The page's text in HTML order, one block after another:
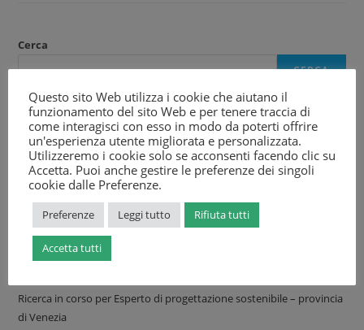
Cerca
CERCA
Recent Posts
Ricerca in corso per Certificatore energetico – Veneto
Ricerca in corso per Impiegato tecnico – settore energia – provincia
di Venezia
I servizi di Consulmarc Sviluppo in allineamento agli obiettivi verdi
del PNRR – Missione 2 – “Parco Agrisolare” sviluppo dell’agri voltaico
Ricerca in corso per Project Manager – Impianti Fotovoltaici –
Ricerca in corso per Esperto di progettazione sostenibile – provincia
di Venezia
Questo sito Web utilizza i cookie che aiutano il
funzionamento del sito Web e per tenere traccia di
come interagisci con esso in modo da poterti offrire
un'esperienza utente migliorata e personalizzata.
Utilizzeremo i cookie solo se acconsenti facendo clic su
Accetta. Puoi anche gestire le preferenze dei singoli
cookie dalle Preferenze.
Preferenze Leggi tutto Rifiuta tutti
Accetta tutti